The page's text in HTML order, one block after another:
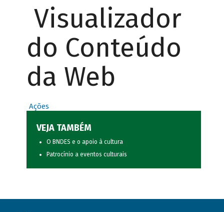
Visualizador
do Conteúdo
da Web
Ações
VEJA TAMBÉM
O BNDES e o apoio à cultura
Patrocínio a eventos culturais